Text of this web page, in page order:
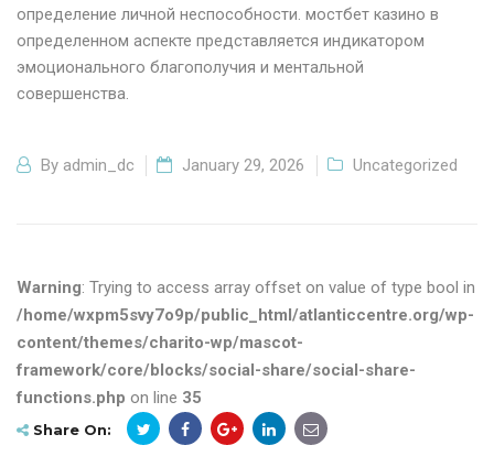
определение личной неспособности. мостбет казино в
определенном аспекте представляется индикатором
эмоционального благополучия и ментальной
совершенства.
By admin_dc January 29, 2026 Uncategorized
Warning: Trying to access array offset on value of type bool in
/home/wxpm5svy7o9p/public_html/atlanticcentre.org/wp-
content/themes/charito-wp/mascot-
framework/core/blocks/social-share/social-share-
functions.php on line 35
Share On: